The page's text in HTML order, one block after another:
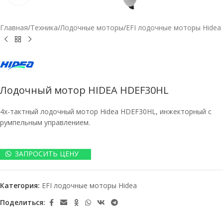
Главная/Техника/Лодочные моторы/EFI лодочные моторы Hidea
Лодочный мотор HIDEA HDEF30HL
4х-тактный лодочный мотор Hidea HDEF30HL, инжекторный с
румпельным управлением.
ЗАПРОСИТЬ ЦЕНУ
Категория: EFI лодочные моторы Hidea
Поделиться: